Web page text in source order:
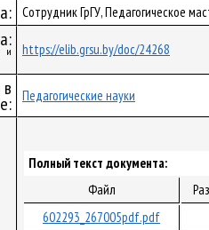
Сотрудник ГрГУ, Педагогическое
и https://elib.grsu.by/doc/24268
Педагогические науки
Полный текст документа:
Файл
602293_267005pdf.pdf